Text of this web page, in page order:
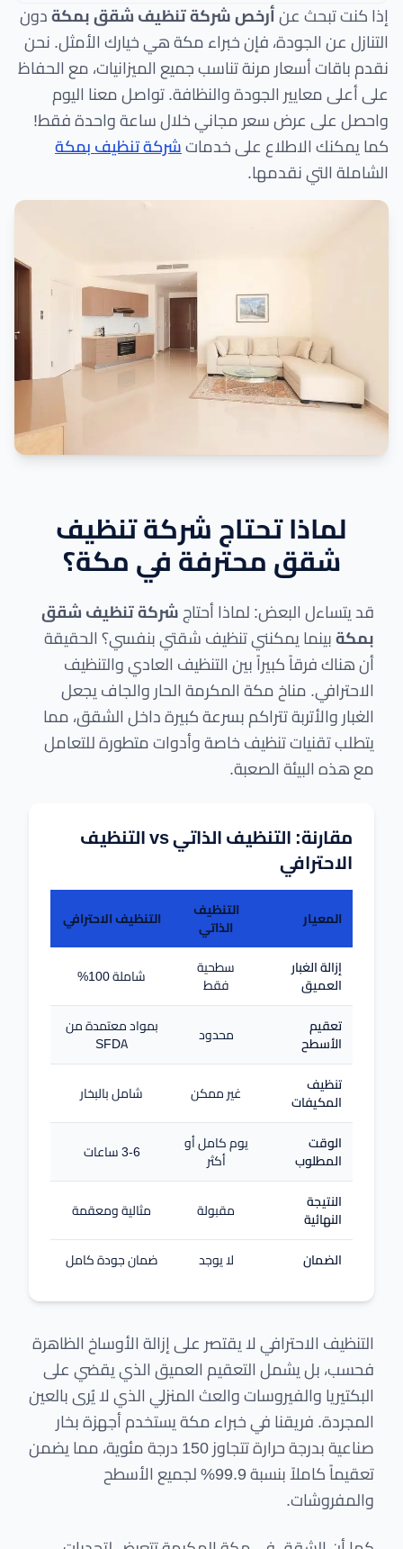
إذا كنت تبحث عنأرخص شركة تنظيف شقق بمكةدون
التنازل عن الجودة، فإن خبراء مكة هي خيارك الأمثل. نحن
نقدم باقات أسعار مرنة تناسب جميع الميزانيات، مع الحفاظ
على أعلى معايير الجودة والنظافة. تواصل معنا اليوم
واحصل على عرض سعر مجاني خلال ساعة واحدة فقط!
كما يمكنك الاطلاع على خدماتشركة تنظيف بمكة
الشاملة التي نقدمها.
لماذا تحتاج شركة تنظيف
شقق محترفة في مكة؟
قد يتساءل البعض: لماذا أحتاجشركة تنظيف شقق
بمكةبينما يمكنني تنظيف شقتي بنفسي؟ الحقيقة
أن هناك فرقاً كبيراً بين التنظيف العادي والتنظيف
الاحترافي. مناخ مكة المكرمة الحار والجاف يجعل
الغبار والأتربة تتراكم بسرعة كبيرة داخل الشقق، مما
يتطلب تقنيات تنظيف خاصة وأدوات متطورة للتعامل
مع هذه البيئة الصعبة.
مقارنة: التنظيف الذاتي vs التنظيف
الاحترافي
المعيار التنظيف
الذاتي التنظيف الاحترافي
إزالة الغبار
العميق
سطحية
فقط شاملة 100%
تعقيم
الأسطح محدود بمواد معتمدة من
SFDA
تنظيف
المكيفات غير ممكن شامل بالبخار
الوقت
المطلوب
يوم كامل أو
أكثر 3-6 ساعات
النتيجة
النهائية مقبولة مثالية ومعقمة
الضمان لا يوجد ضمان جودة كامل
التنظيف الاحترافي لا يقتصر على إزالة الأوساخ الظاهرة
فحسب، بل يشمل التعقيم العميق الذي يقضي على
البكتيريا والفيروسات والعث المنزلي الذي لا يُرى بالعين
المجردة. فريقنا في خبراء مكة يستخدم أجهزة بخار
صناعية بدرجة حرارة تتجاوز 150 درجة مئوية، مما يضمن
تعقيماً كاملاً بنسبة 99.9% لجميع الأسطح
والمفروشات.